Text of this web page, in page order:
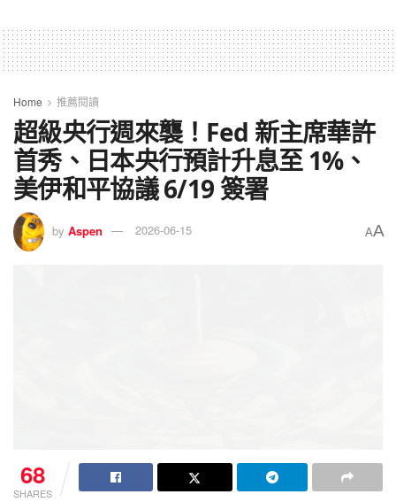
Home 推薦閱讀
超級央行週來襲！Fed 新主席華許
首秀、日本央行預計升息至 1%、
美伊和平協議 6/19 簽署
by Aspen 2026-06-15 AA
68
SHARES